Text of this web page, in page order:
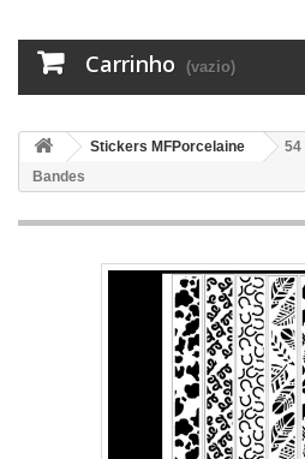
Carrinho (vazio)
Stickers MFPorcelaine
54
Bandes